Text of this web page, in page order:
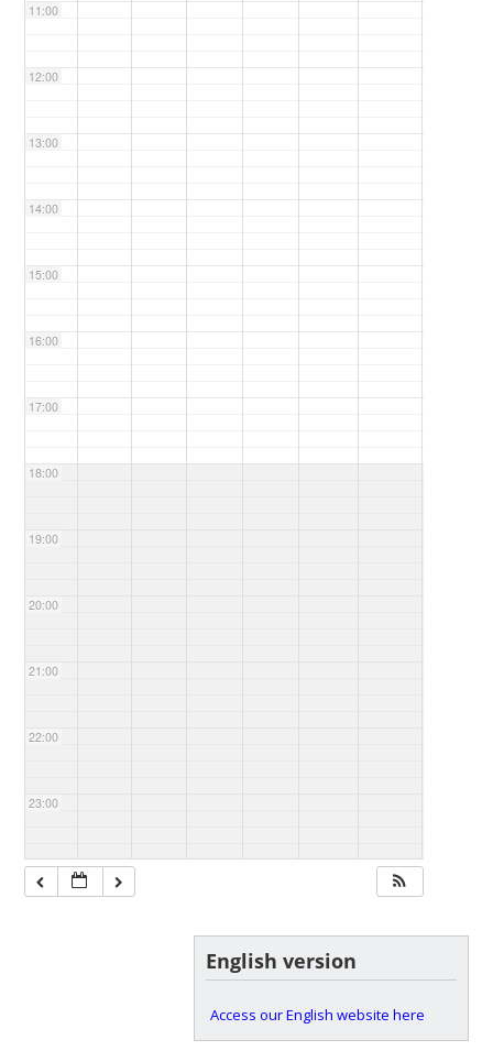
11:00
12:00
13:00
14:00
15:00
16:00
17:00
18:00
19:00
20:00
21:00
22:00
23:00
English version
Access our English website here